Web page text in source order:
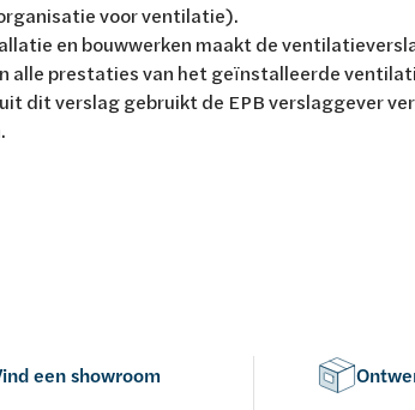
voor ventilatie).
en bouwwerken maakt de
alle prestaties van het geïnstalleerde
dit verslag gebruikt de EPB verslaggever
een showroom